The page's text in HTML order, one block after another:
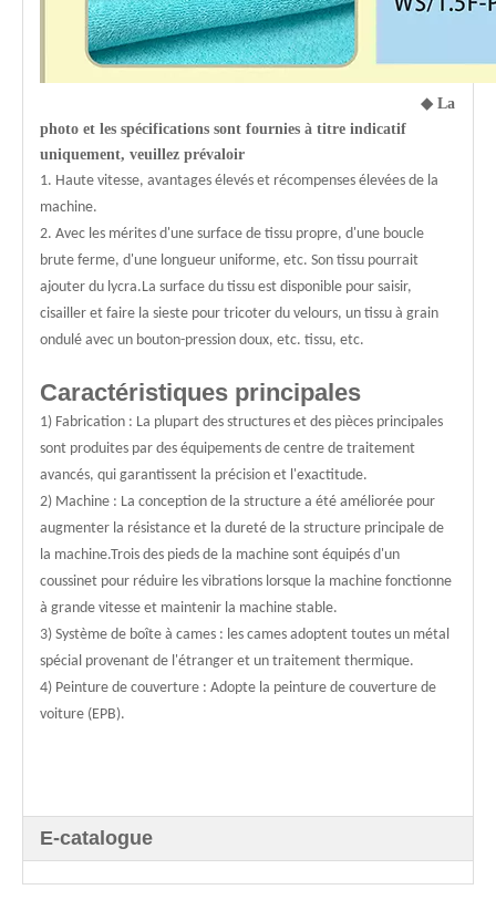
◆ La
photo et les spécifications sont fournies à titre indicatif
uniquement, veuillez prévaloir
1. Haute vitesse, avantages élevés et récompenses élevées de la
machine.
2. Avec les mérites d'une surface de tissu propre, d'une boucle
brute ferme, d'une longueur uniforme, etc. Son tissu pourrait
ajouter du lycra.La surface du tissu est disponible pour saisir,
cisailler et faire la sieste pour tricoter du velours, un tissu à grain
ondulé avec un bouton-pression doux, etc. tissu, etc.
Caractéristiques principales
1) Fabrication : La plupart des structures et des pièces principales
sont produites par des équipements de centre de traitement
avancés, qui garantissent la précision et l'exactitude.
2) Machine : La conception de la structure a été améliorée pour
augmenter la résistance et la dureté de la structure principale de
la machine.Trois des pieds de la machine sont équipés d'un
coussinet pour réduire les vibrations lorsque la machine fonctionne
à grande vitesse et maintenir la machine stable.
3) Système de boîte à cames : les cames adoptent toutes un métal
spécial provenant de l'étranger et un traitement thermique.
4) Peinture de couverture : Adopte la peinture de couverture de
voiture (EPB).
E-catalogue